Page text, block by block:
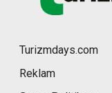
Turizmdays.com
Reklam